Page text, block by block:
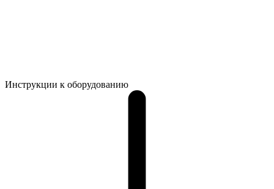
Инструкции к оборудованию